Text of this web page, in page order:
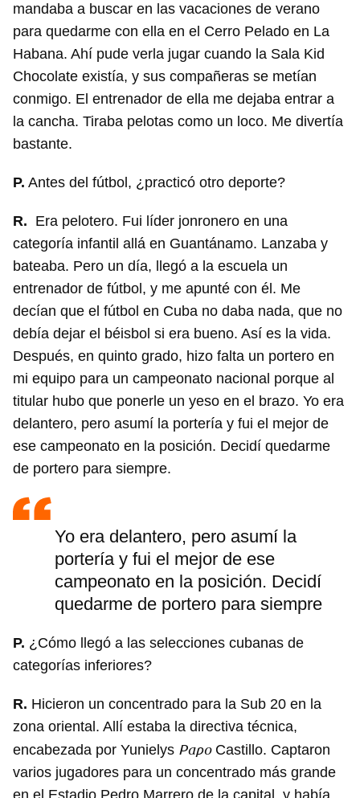
mandaba a buscar en las vacaciones de verano
para quedarme con ella en el Cerro Pelado en La
Habana. Ahí pude verla jugar cuando la Sala Kid
Chocolate existía, y sus compañeras se metían
conmigo. El entrenador de ella me dejaba entrar a
la cancha. Tiraba pelotas como un loco. Me divertía
bastante.
P. Antes del fútbol, ¿practicó otro deporte?
R. Era pelotero. Fui líder jonronero en una
categoría infantil allá en Guantánamo. Lanzaba y
bateaba. Pero un día, llegó a la escuela un
entrenador de fútbol, y me apunté con él. Me
decían que el fútbol en Cuba no daba nada, que no
debía dejar el béisbol si era bueno. Así es la vida.
Después, en quinto grado, hizo falta un portero en
mi equipo para un campeonato nacional porque al
titular hubo que ponerle un yeso en el brazo. Yo era
delantero, pero asumí la portería y fui el mejor de
ese campeonato en la posición. Decidí quedarme
de portero para siempre.
Yo era delantero, pero asumí la
portería y fui el mejor de ese
campeonato en la posición. Decidí
quedarme de portero para siempre
P. ¿Cómo llegó a las selecciones cubanas de
categorías inferiores?
R. Hicieron un concentrado para la Sub 20 en la
zona oriental. Allí estaba la directiva técnica,
encabezada por Yunielys PapoCastillo. Captaron
varios jugadores para un concentrado más grande